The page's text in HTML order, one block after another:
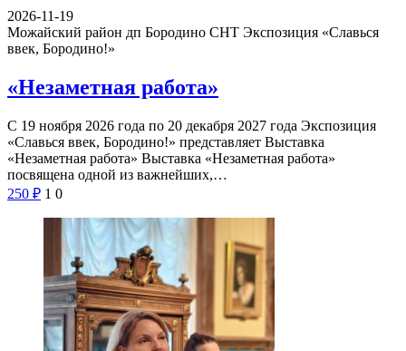
2026-11-19
Можайский район дп Бородино СНТ Экспозиция «Славься
ввек, Бородино!»
«Незаметная работа»
С 19 ноября 2026 года по 20 декабря 2027 года Экспозиция
«Славься ввек, Бородино!» представляет Выставка
«Незаметная работа» Выставка «Незаметная работа»
посвящена одной из важнейших,…
250 ₽ 1 0